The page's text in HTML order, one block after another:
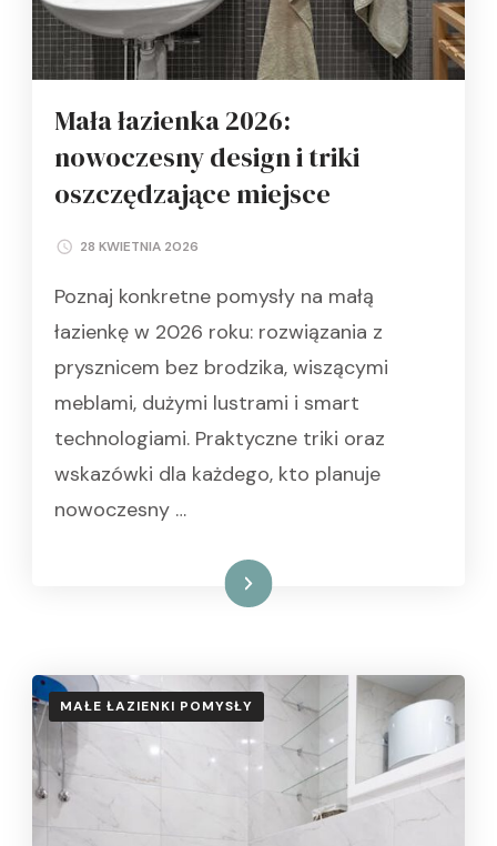
Mała łazienka 2026:
nowoczesny design i triki
oszczędzające miejsce
28 KWIETNIA 2026
Poznaj konkretne pomysły na małą
łazienkę w 2026 roku: rozwiązania z
prysznicem bez brodzika, wiszącymi
meblami, dużymi lustrami i smart
technologiami. Praktyczne triki oraz
wskazówki dla każdego, kto planuje
nowoczesny …
Czytaj dalej
MAŁE ŁAZIENKI POMYSŁY